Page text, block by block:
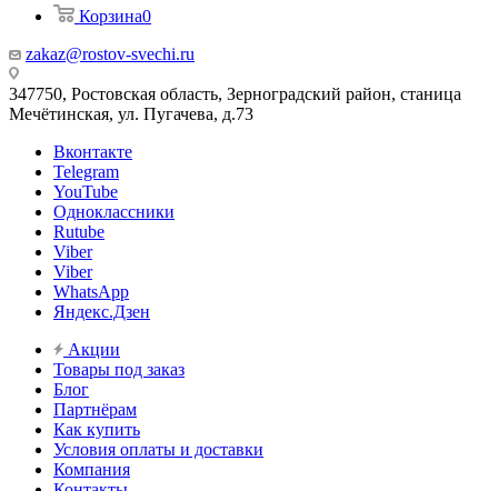
Корзина0
zakaz@rostov-svechi.ru
347750, Ростовская область, Зерноградский район, станица
Мечётинская, ул. Пугачева, д.73
Вконтакте
Telegram
YouTube
Одноклассники
Rutube
Viber
Viber
WhatsApp
Яндекс.Дзен
Акции
Товары под заказ
Блог
Партнёрам
Как купить
Условия оплаты и доставки
Компания